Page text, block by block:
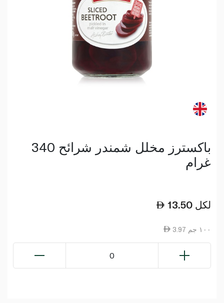
باكسترز مخلل شمندر شرائح 340
غرام
13.50 لكل
3.97 ١٠٠ جم
0